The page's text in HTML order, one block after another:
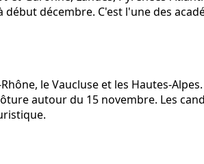
décembre. C'est l'une des
le Vaucluse et les Hautes-
autour du 15 novembre. Les